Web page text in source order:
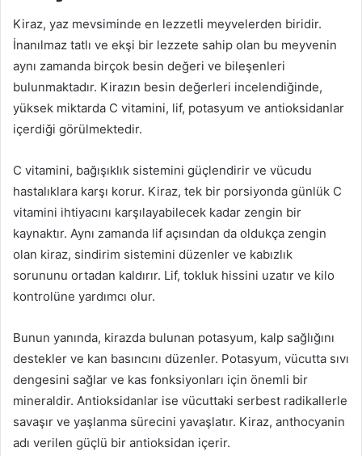
Kiraz, yaz mevsiminde en lezzetli meyvelerden biridir.
İnanılmaz tatlı ve ekşi bir lezzete sahip olan bu meyvenin
aynı zamanda birçok besin değeri ve bileşenleri
bulunmaktadır. Kirazın besin değerleri incelendiğinde,
yüksek miktarda C vitamini, lif, potasyum ve antioksidanlar
içerdiği görülmektedir.
C vitamini, bağışıklık sistemini güçlendirir ve vücudu
hastalıklara karşı korur. Kiraz, tek bir porsiyonda günlük C
vitamini ihtiyacını karşılayabilecek kadar zengin bir
kaynaktır. Aynı zamanda lif açısından da oldukça zengin
olan kiraz, sindirim sistemini düzenler ve kabızlık
sorununu ortadan kaldırır. Lif, tokluk hissini uzatır ve kilo
kontrolüne yardımcı olur.
Bunun yanında, kirazda bulunan potasyum, kalp sağlığını
destekler ve kan basıncını düzenler. Potasyum, vücutta sıvı
dengesini sağlar ve kas fonksiyonları için önemli bir
mineraldir. Antioksidanlar ise vücuttaki serbest radikallerle
savaşır ve yaşlanma sürecini yavaşlatır. Kiraz, anthocyanin
adı verilen güçlü bir antioksidan içerir.